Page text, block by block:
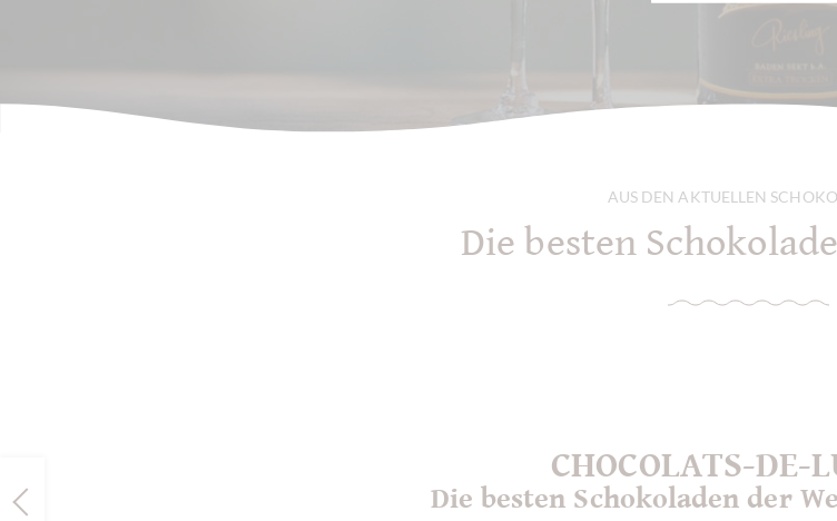
AUS DEN AKTUELLEN
Die besten
CHOCOLATS-DE-
Die besten Schokoladen der